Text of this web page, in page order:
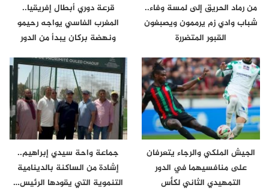
من رماد الحريق إلى لمسة وفاء..
شباب وادي زم يرممون ويصبغون
القبور المتضررة
قرعة دوري أبطال إفريقيا..
المغرب الفاسي يواجه رحيمو
ونهضة بركان يبدأ من الدور
الجيش الملكي والرجاء يتعرفان
على منافسيهما في الدور
التمهيدي الثاني لكأس
جماعة واحة سيدي إبراهيم..
إشادة من الساكنة بالدينامية
التنموية التي يقودها الرئيس…